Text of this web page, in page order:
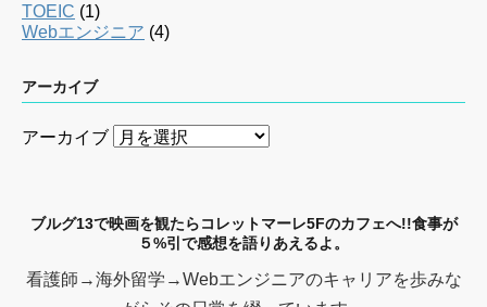
TOEIC (1)
Webエンジニア (4)
アーカイブ
アーカイブ
ブルグ13で映画を観たらコレットマーレ5Fのカフェへ!!食事が
５%引で感想を語りあえるよ。
看護師→海外留学→Webエンジニアのキャリアを歩みな